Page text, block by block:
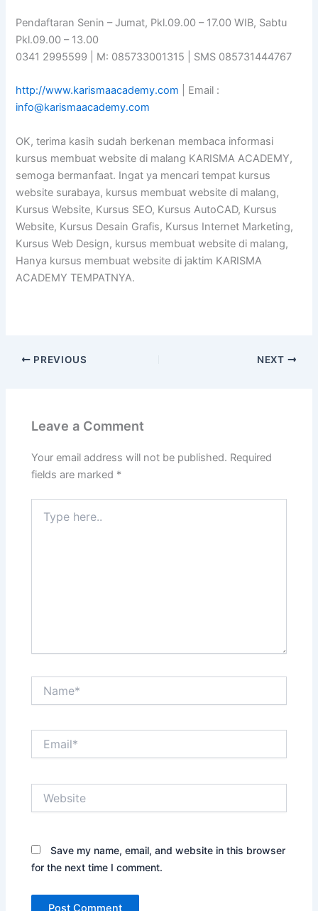
Pendaftaran Senin – Jumat, Pkl.09.00 – 17.00 WIB, Sabtu
Pkl.09.00 – 13.00
0341 2995599 | M: 085733001315 | SMS 085731444767
http://www.karismaacademy.com | Email :
info@karismaacademy.com
OK, terima kasih sudah berkenan membaca informasi
kursus membuat website di malang KARISMA ACADEMY,
semoga bermanfaat. Ingat ya mencari tempat kursus
website surabaya, kursus membuat website di malang,
Kursus Website, Kursus SEO, Kursus AutoCAD, Kursus
Website, Kursus Desain Grafis, Kursus Internet Marketing,
Kursus Web Design, kursus membuat website di malang,
Hanya kursus membuat website di jaktim KARISMA
ACADEMY TEMPATNYA.
PREVIOUS NEXT
Leave a Comment
Your email address will not be published. Required
fields are marked *
here..
Save my name, email, and website in this browser
for the next time I comment.